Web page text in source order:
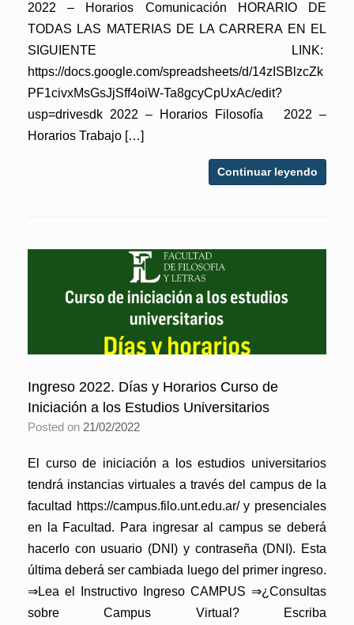
2022 – Horarios Comunicación HORARIO DE
TODAS LAS MATERIAS DE LA CARRERA EN EL
SIGUIENTE LINK:
https://docs.google.com/spreadsheets/d/14zISBlzcZk
PF1civxMsGsJjSff4oiW-Ta8gcyCpUxAc/edit?
usp=drivesdk 2022 – Horarios Filosofía 2022 –
Horarios Trabajo […]
Continuar leyendo
Ingreso 2022. Días y Horarios Curso de
Iniciación a los Estudios Universitarios
Posted on 21/02/2022
El curso de iniciación a los estudios universitarios
tendrá instancias virtuales a través del campus de la
facultad https://campus.filo.unt.edu.ar/ y presenciales
en la Facultad. Para ingresar al campus se deberá
hacerlo con usuario (DNI) y contraseña (DNI). Esta
última deberá ser cambiada luego del primer ingreso.
⇒Lea el Instructivo Ingreso CAMPUS ⇒¿Consultas
sobre Campus Virtual? Escriba